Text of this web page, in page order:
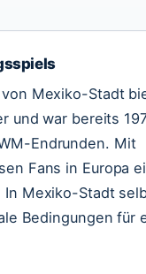
Mexiko-Stadt
und war bereits
Endrunden. Mit
Fans in Europa
In Mexiko-Stadt
Bedingungen für